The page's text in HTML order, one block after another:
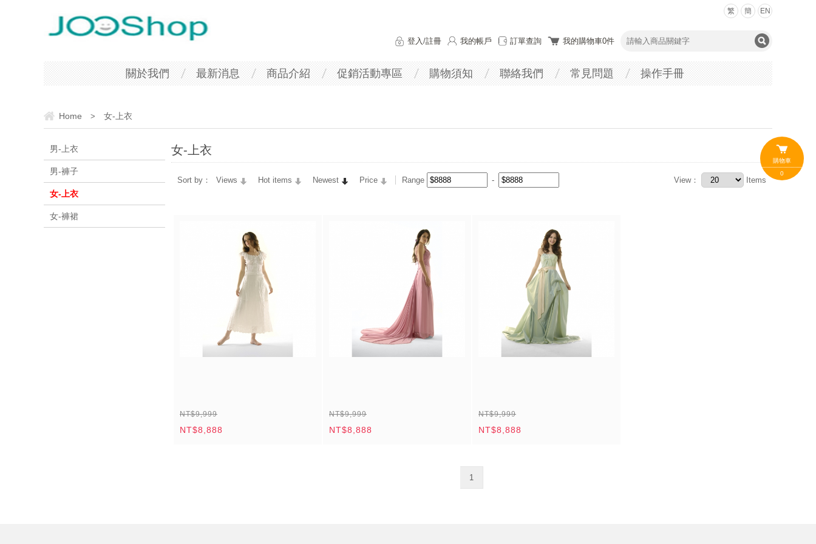
繁 簡 EN
登入/註冊 我的帳戶 訂單查詢 我的購物車0件
關於我們 最新消息 商品介紹 促銷活動專區 購物須知 聯絡我們 常見問題 操作手冊
購物車
0
Home > 女-上衣
男-上衣
男-褲子
女-上衣
女-褲裙
女-上衣
Sort by： Views Hot items Newest Price Range View： Items
NT$9,999
NT$8,888
NT$9,999
NT$8,888
NT$9,999
NT$8,888
1